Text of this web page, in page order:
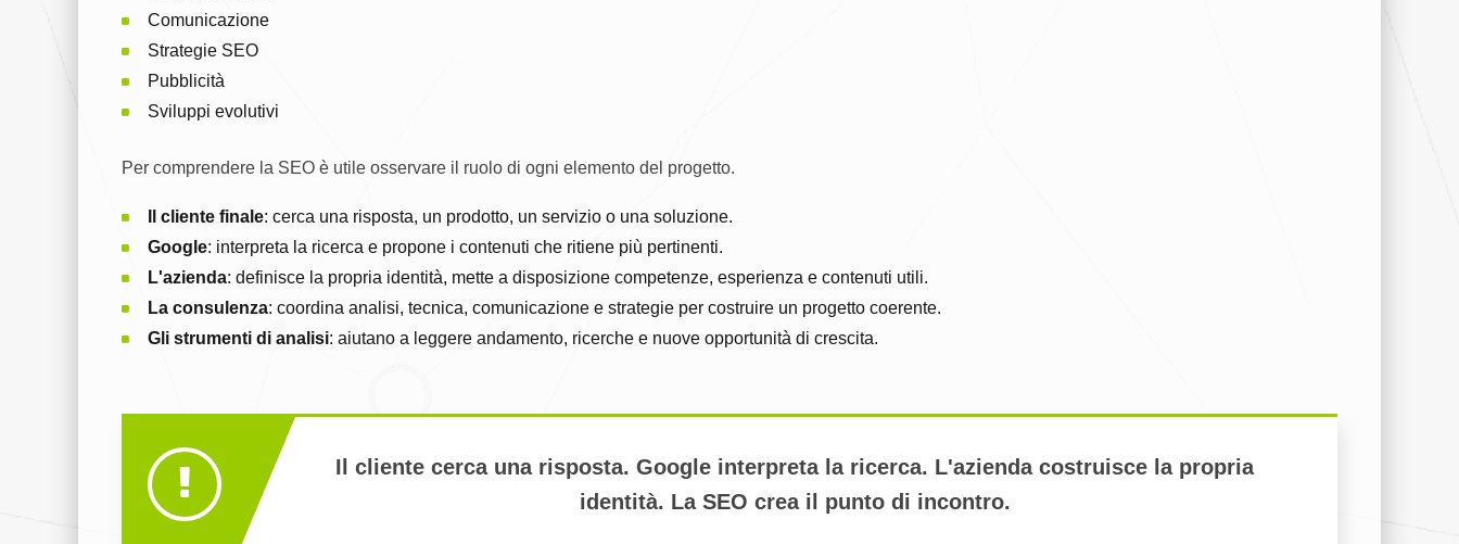
Comunicazione
Strategie SEO
Pubblicità
Sviluppi evolutivi
Per comprendere la SEO è utile osservare il ruolo di ogni elemento del progetto.
Il cliente finale: cerca una risposta, un prodotto, un servizio o una soluzione.
Google: interpreta la ricerca e propone i contenuti che ritiene più pertinenti.
L'azienda: definisce la propria identità, mette a disposizione competenze, esperienza e contenuti utili.
La consulenza: coordina analisi, tecnica, comunicazione e strategie per costruire un progetto coerente.
Gli strumenti di analisi: aiutano a leggere andamento, ricerche e nuove opportunità di crescita.
Il cliente cerca una risposta. Google interpreta la ricerca. L'azienda costruisce la propria
identità. La SEO crea il punto di incontro.